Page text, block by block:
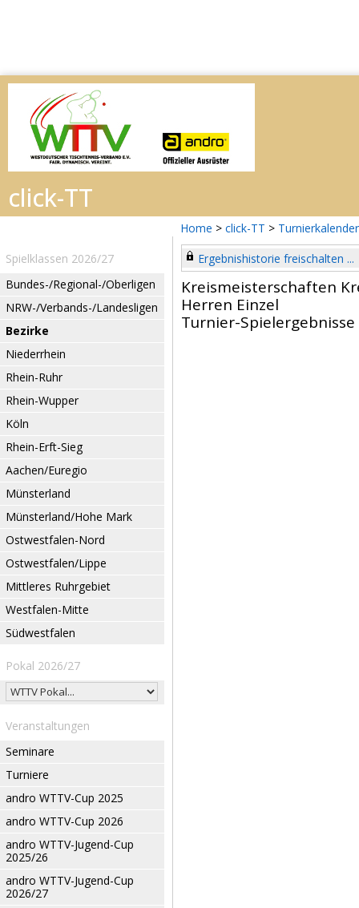
Home > click-TT > Turnierkalender
Spielklassen 2026/27
Bundes-/Regional-/Oberligen
NRW-/Verbands-/Landesligen
Bezirke
Niederrhein
Rhein-Ruhr
Rhein-Wupper
Köln
Rhein-Erft-Sieg
Aachen/Euregio
Münsterland
Münsterland/Hohe Mark
Ostwestfalen-Nord
Ostwestfalen/Lippe
Mittleres Ruhrgebiet
Westfalen-Mitte
Südwestfalen
Pokal 2026/27
Veranstaltungen
Seminare
Turniere
andro WTTV-Cup 2025
andro WTTV-Cup 2026
andro WTTV-Jugend-Cup
2025/26
andro WTTV-Jugend-Cup
2026/27
Ergebnishistorie freischalten ...
Kreismeisterschaften
Herren Einzel
Turnier-Spielergebnisse